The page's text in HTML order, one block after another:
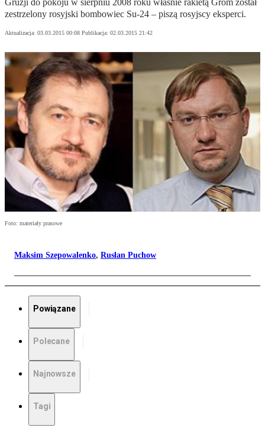
Gruzji do pokoju w sierpniu 2008 roku właśnie rakietą Grom został
zestrzelony rosyjski bombowiec Su-24 – piszą rosyjscy eksperci.
Aktualizacja: 03.03.2015 00:08 Publikacja: 02.03.2015 21:42
Foto: materiały prasowe
Maksim Szepowalenko, Rusłan Puchow
Powiązane
Polecane
Najnowsze
Tagi